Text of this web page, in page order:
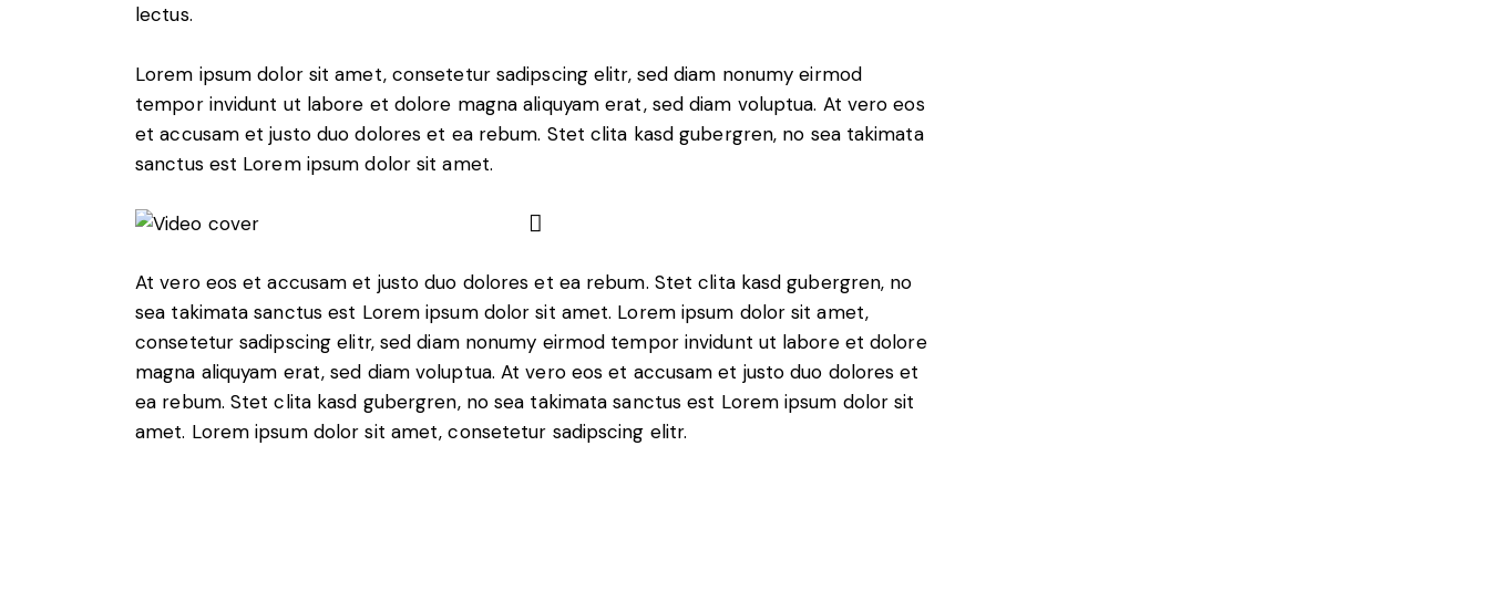
lectus.
Lorem ipsum dolor sit amet, consetetur sadipscing elitr, sed diam nonumy eirmod
tempor invidunt ut labore et dolore magna aliquyam erat, sed diam voluptua. At vero eos
et accusam et justo duo dolores et ea rebum. Stet clita kasd gubergren, no sea takimata
sanctus est Lorem ipsum dolor sit amet.
At vero eos et accusam et justo duo dolores et ea rebum. Stet clita kasd gubergren, no
sea takimata sanctus est Lorem ipsum dolor sit amet. Lorem ipsum dolor sit amet,
consetetur sadipscing elitr, sed diam nonumy eirmod tempor invidunt ut labore et dolore
magna aliquyam erat, sed diam voluptua. At vero eos et accusam et justo duo dolores et
ea rebum. Stet clita kasd gubergren, no sea takimata sanctus est Lorem ipsum dolor sit
amet. Lorem ipsum dolor sit amet, consetetur sadipscing elitr.